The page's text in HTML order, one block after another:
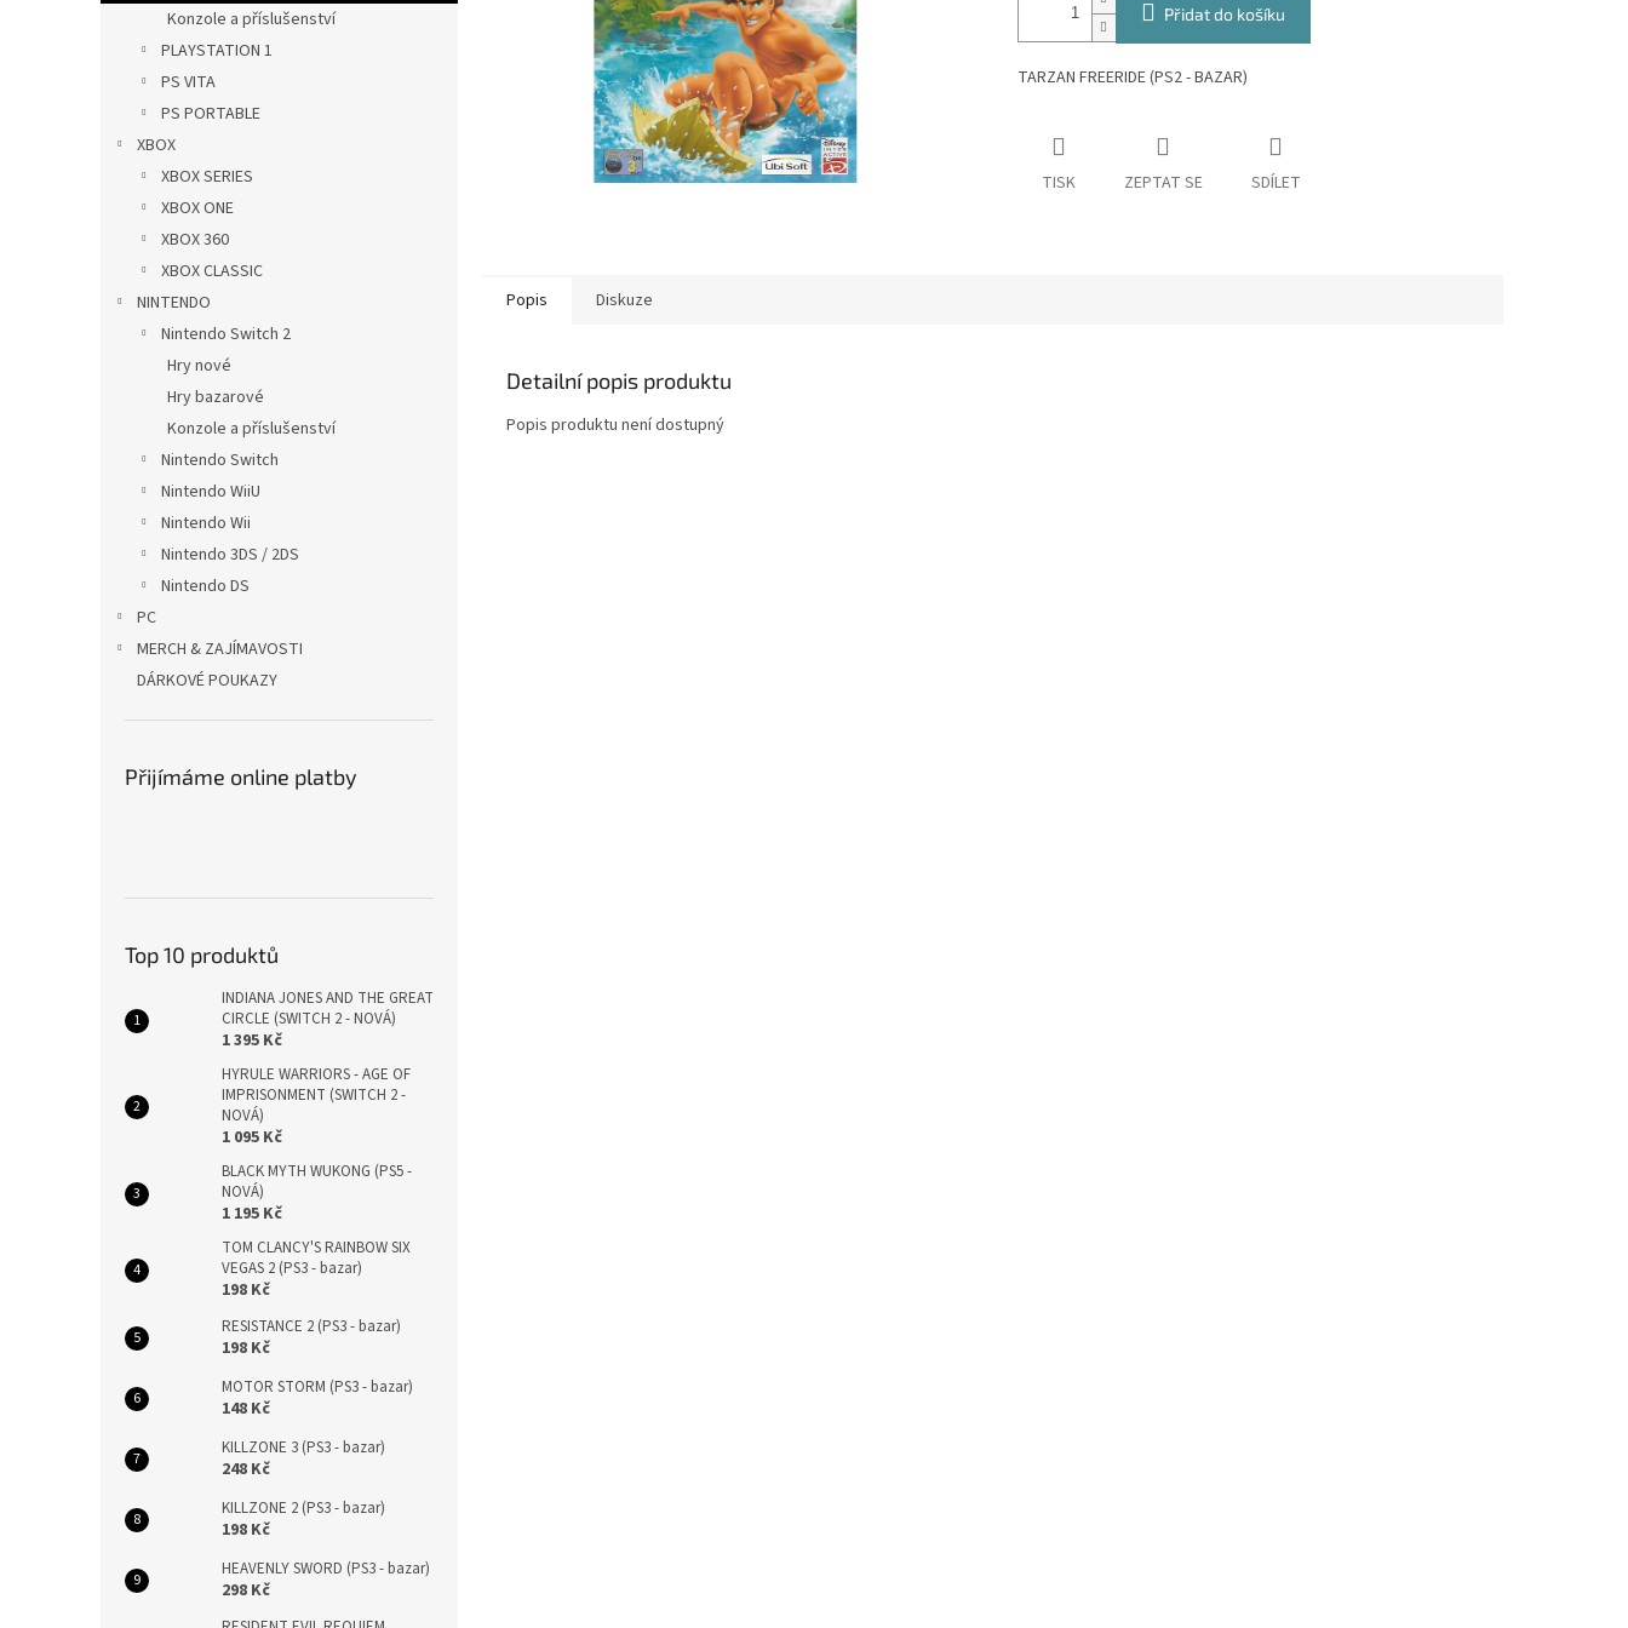
n
Konzole a příslušenství
PLAYSTATION 1
PS VITA
PS PORTABLE
XBOX
XBOX SERIES
XBOX ONE
XBOX 360
XBOX CLASSIC
NINTENDO
Nintendo Switch 2
Hry nové
Hry bazarové
Konzole a příslušenství
Nintendo Switch
Nintendo WiiU
Nintendo Wii
Nintendo 3DS / 2DS
Nintendo DS
PC
MERCH & ZAJÍMAVOSTI
DÁRKOVÉ POUKAZY
Přijímáme online platby
Top 10 produktů
INDIANA JONES AND THE GREAT
CIRCLE (SWITCH 2 - NOVÁ)
1 395 Kč
HYRULE WARRIORS - AGE OF
IMPRISONMENT (SWITCH 2 -
NOVÁ)
1 095 Kč
BLACK MYTH WUKONG (PS5 -
NOVÁ)
1 195 Kč
TOM CLANCY'S RAINBOW SIX
VEGAS 2 (PS3 - bazar)
198 Kč
RESISTANCE 2 (PS3 - bazar)
198 Kč
MOTOR STORM (PS3 - bazar)
148 Kč
KILLZONE 3 (PS3 - bazar)
248 Kč
KILLZONE 2 (PS3 - bazar)
198 Kč
HEAVENLY SWORD (PS3 - bazar)
298 Kč
Přidat do košíku
TARZAN FREERIDE (PS2 - BAZAR)
TISK ZEPTAT SE SDÍLET
Popis Diskuze
Detailní popis produktu
Popis produktu není dostupný